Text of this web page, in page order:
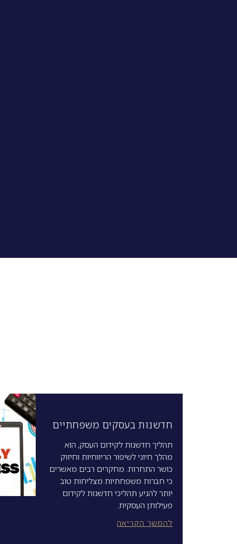
חדשנות בעסקים משפחתיים
תהליך חדשנות לקידום העסק, הוא
מהלך חיוני לשיפור הריווחיות וחיזוק
כושר התחרות. מחקרים רבים מאשרים
כי חברות משפחתיות מצליחות טוב
יותר להניע תהליכי חדשנות לקידום
פעילותן העסקית.
להמשך הקריאה